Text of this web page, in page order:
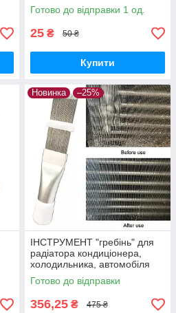
Готово до відправки 1 од.
25 ₴ 50 ₴
Купити
Новинка –25%
ІНСТРУМЕНТ "гребінь" для
радіатора кондиціонера,
холодильника, автомобіля
(очищення, ремонт)
Готово до відправки
356,25 ₴ 475 ₴